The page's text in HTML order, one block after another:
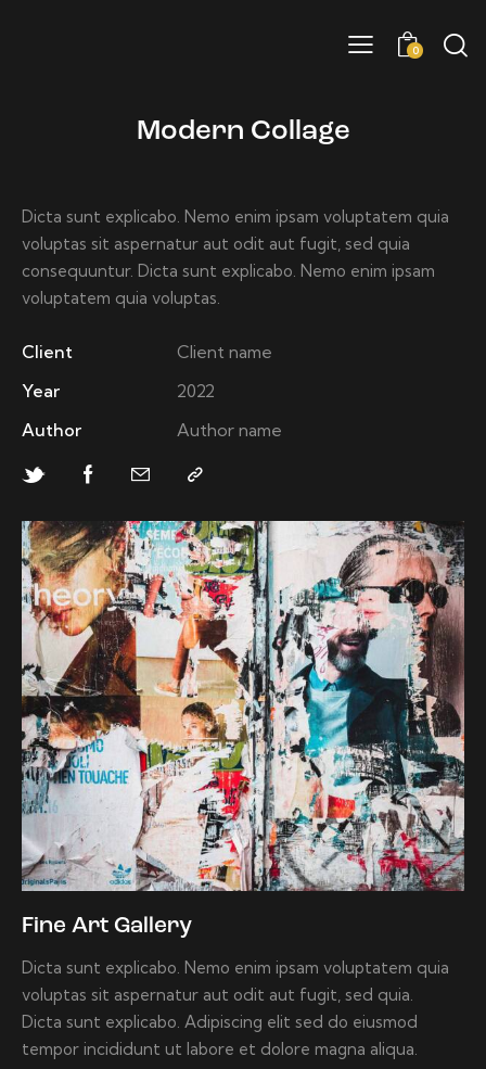
0
Modern Collage
Dicta sunt explicabo. Nemo enim ipsam voluptatem quia
voluptas sit aspernatur aut odit aut fugit, sed quia
consequuntur. Dicta sunt explicabo. Nemo enim ipsam
voluptatem quia voluptas.
Client
Client name
Year
2022
Author
Author name
Fine Art Gallery
Dicta sunt explicabo. Nemo enim ipsam voluptatem quia
voluptas sit aspernatur aut odit aut fugit, sed quia.
Dicta sunt explicabo. Adipiscing elit sed do eiusmod
tempor incididunt ut labore et dolore magna aliqua.